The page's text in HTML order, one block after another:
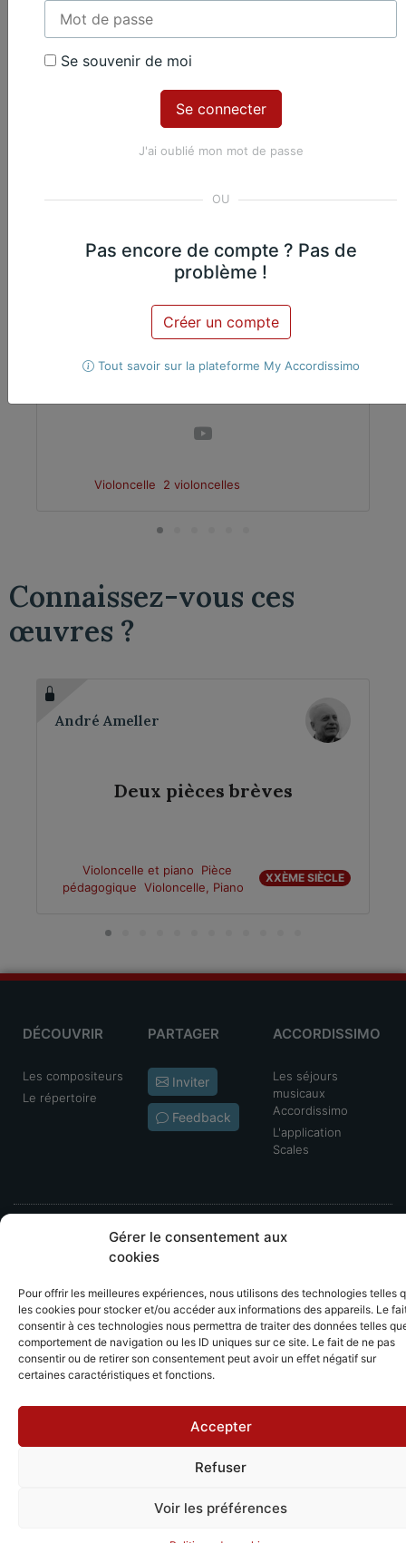
Gérer le consentement aux
cookies
Pour offrir les meilleures expériences, nous utilisons des technologies telles
les cookies pour stocker et/ou accéder aux informations des appareils. Le
consentir à ces technologies nous permettra de traiter des données telles
comportement de navigation ou les ID uniques sur ce site. Le fait de ne pas
consentir ou de retirer son consentement peut avoir un effet négatif sur
certaines caractéristiques et fonctions.
Accepter
Refuser
Voir les préférences
Jean-Baptiste Bréval
Œuvres du même
Jean-Baptiste Bréval
Violoncelle 2 violoncelles
Connaissez-vous ces
œuvres ?
André Ameller
Deux pièces brèves
Violoncelle et piano
Pièce
pédagogique Violoncelle, Piano
XXÈME SIÈCLE
DÉCOUVRIR
Les compositeurs
Le répertoire
PARTAGER
Inviter
Feedback
ACCORDISSIMO
Les séjours
musicaux
Accordissimo
L'application
Scales
Mentions légales
Politique de cookies
Se souvenir de moi
J'ai oublié mon mot de passe
Pas encore de compte ? Pas de
problème !
Créer un compte
Tout savoir sur la plateforme My Accordissimo